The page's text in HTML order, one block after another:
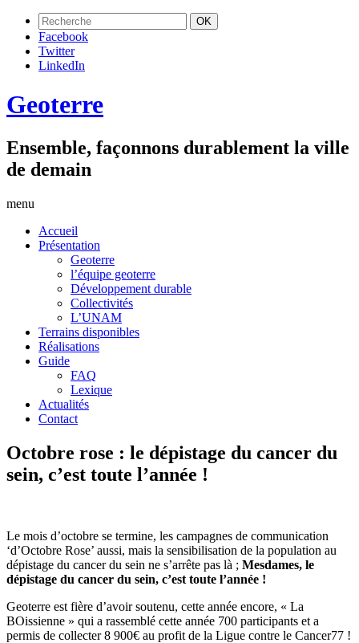
Facebook
Twitter
LinkedIn
Geoterre
Ensemble, façonnons durablement la ville
de demain
menu
Accueil
Présentation
Geoterre
l’équipe geoterre
Développement durable
Collectivités
L’UNAM
Terrains disponibles
Réalisations
Guide
FAQ
Lexique
Actualités
Contact
Octobre rose : le dépistage du cancer du
sein, c’est toute l’année !
Le mois d’octobre se termine, les campagnes de communication
‘d’Octobre Rose’ aussi, mais la sensibilisation de la population au
dépistage du cancer du sein ne s’arrête pas là ; Mesdames, le
dépistage du cancer du sein, c’est toute l’année !
Geoterre est fière d’avoir soutenu, cette année encore, « La
BOissienne » qui a rassemblé cette année 700 participants et a
permis de collecter 8 900€ au profit de la Ligue contre le Cancer77 !